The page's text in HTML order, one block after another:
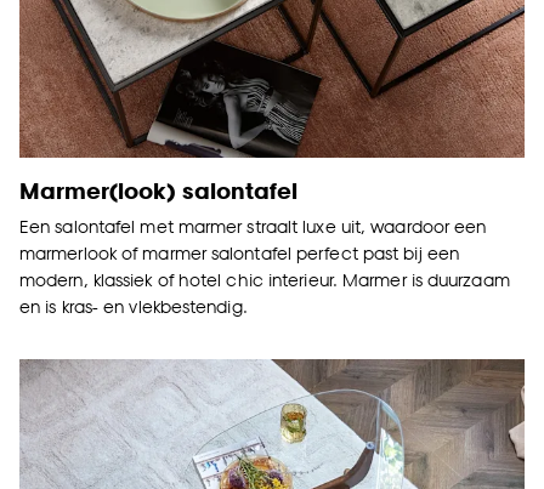
Marmer(look) salontafel
Een salontafel met marmer straalt luxe uit, waardoor een
marmerlook of marmer salontafel perfect past bij een
modern, klassiek of hotel chic interieur. Marmer is duurzaam
en is kras- en vlekbestendig.